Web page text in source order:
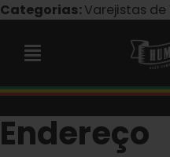
Pular
Categorias:Varejistas
Navegação
alternada
Colaboração com a
Endereço